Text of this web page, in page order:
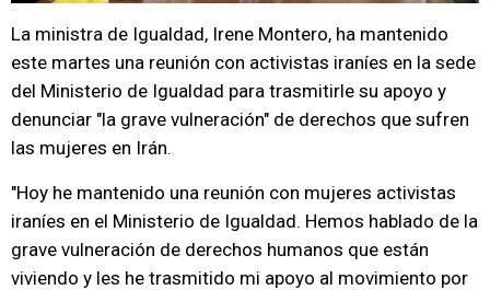
La ministra de Igualdad, Irene Montero, ha mantenido
este martes una reunión con activistas iraníes en la sede
del Ministerio de Igualdad para trasmitirle su apoyo y
denunciar "la grave vulneración" de derechos que sufren
las mujeres en Irán.
"Hoy he mantenido una reunión con mujeres activistas
iraníes en el Ministerio de Igualdad. Hemos hablado de la
grave vulneración de derechos humanos que están
viviendo y les he trasmitido mi apoyo al movimiento por